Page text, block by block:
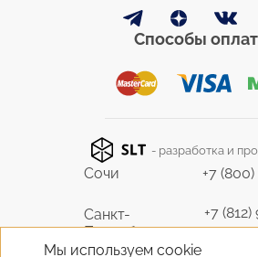
Мы используем cookie
Способы
- разработка и
Сочи +7
Санкт-
Петербург
+7